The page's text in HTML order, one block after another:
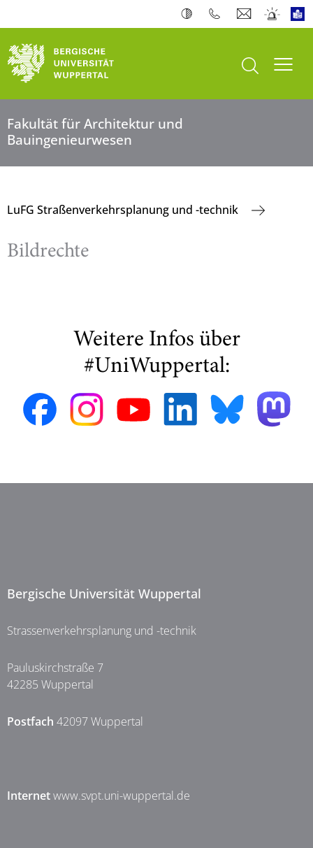
Suche öffnen
Fakultät für Architektur und
Bauingenieurwesen
LuFG Straßenverkehrsplanung und -technik
Bildrechte
Weitere Infos über
#UniWuppertal:
Bergische Universität Wuppertal
Strassenverkehrsplanung und -technik
Pauluskirchstraße 7
42285 Wuppertal
Postfach 42097 Wuppertal
Internetwww.svpt.uni-wuppertal.de